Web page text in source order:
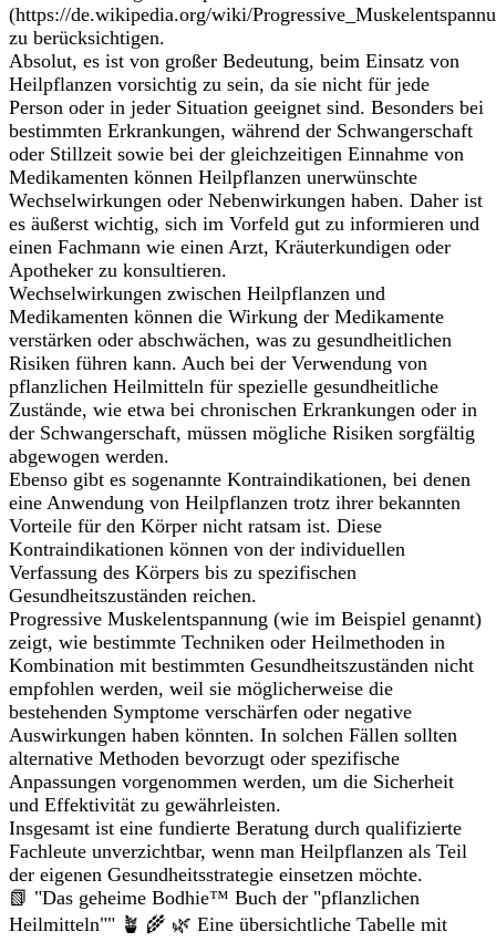
(https://de.wikipedia.org/wiki/
zu berücksichtigen.
Absolut, es ist von großer Bedeutung, beim Einsatz von
Heilpflanzen vorsichtig zu sein, da sie nicht für jede
Person oder in jeder Situation geeignet sind. Besonders bei
bestimmten Erkrankungen, während der Schwangerschaft
oder Stillzeit sowie bei der gleichzeitigen Einnahme von
Medikamenten können Heilpflanzen unerwünschte
Wechselwirkungen oder Nebenwirkungen haben. Daher ist
es äußerst wichtig, sich im Vorfeld gut zu informieren und
einen Fachmann wie einen Arzt, Kräuterkundigen oder
Apotheker zu konsultieren.
Wechselwirkungen zwischen Heilpflanzen und
Medikamenten können die Wirkung der Medikamente
verstärken oder abschwächen, was zu gesundheitlichen
Risiken führen kann. Auch bei der Verwendung von
pflanzlichen Heilmitteln für spezielle gesundheitliche
Zustände, wie etwa bei chronischen Erkrankungen oder in
der Schwangerschaft, müssen mögliche Risiken sorgfältig
abgewogen werden.
Ebenso gibt es sogenannte Kontraindikationen, bei denen
eine Anwendung von Heilpflanzen trotz ihrer bekannten
Vorteile für den Körper nicht ratsam ist. Diese
Kontraindikationen können von der individuellen
Verfassung des Körpers bis zu spezifischen
Gesundheitszuständen reichen.
Progressive Muskelentspannung (wie im Beispiel genannt)
zeigt, wie bestimmte Techniken oder Heilmethoden in
Kombination mit bestimmten Gesundheitszuständen nicht
empfohlen werden, weil sie möglicherweise die
bestehenden Symptome verschärfen oder negative
Auswirkungen haben könnten. In solchen Fällen sollten
alternative Methoden bevorzugt oder spezifische
Anpassungen vorgenommen werden, um die Sicherheit
und Effektivität zu gewährleisten.
Insgesamt ist eine fundierte Beratung durch qualifizierte
Fachleute unverzichtbar, wenn man Heilpflanzen als Teil
der eigenen Gesundheitsstrategie einsetzen möchte.
📗 "Das geheime Bodhie™ Buch der "pflanzlichen
Heilmitteln"" 🪴 🌾 🌿 Eine übersichtliche Tabelle mit